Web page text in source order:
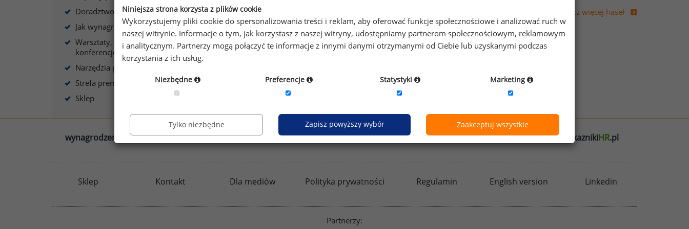
Doradztwo płacowe
Jak wynagradzać?
Warsztaty, szkolenia,
konferencje
Narzędzia płacowe
Strefa premium
Sklep
Zobacz więcej haseł
wynagrodzenia.pl sedlak.pl kfw.sedlak.pl rynekpracy.pl raportyplacowe.pl badaniaHR.pl wskaznikiHR.pl
Sklep Kontakt Dla mediów Polityka prywatności Regulamin English version Linkedin
Partnerzy:
Niniejsza strona korzysta z plików cookie
Wykorzystujemy pliki cookie do spersonalizowania treści i reklam, aby oferować funkcje społecznościowe i analizować ruch w
naszej witrynie. Informacje o tym, jak korzystasz z naszej witryny, udostępniamy partnerom społecznościowym, reklamowym
i analitycznym. Partnerzy mogą połączyć te informacje z innymi danymi otrzymanymi od Ciebie lub uzyskanymi podczas
korzystania z ich usług.
Niezbędne Preferencje Statystyki Marketing
Tylko niezbędne Zapisz powyższy wybór Zaakceptuj wszystkie